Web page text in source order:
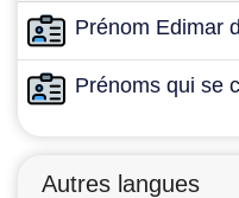
Prénom Edimar
Prénoms qui se
Autres langues